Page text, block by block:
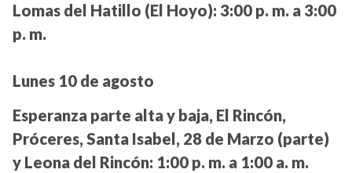
Lomas del Hatillo (El Hoyo): 3:00 p. m. a 3:00
p. m.
Lunes 10 de agosto
Esperanza parte alta y baja, El Rincón,
Próceres, Santa Isabel, 28 de Marzo (parte)
y Leona del Rincón: 1:00 p. m. a 1:00 a. m.